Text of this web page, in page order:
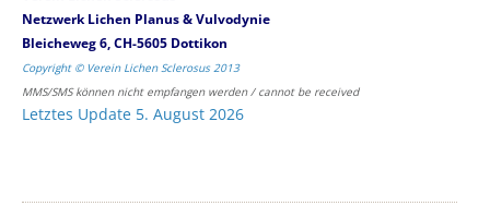
Netzwerk Lichen Planus & Vulvodynie
Bleicheweg 6, CH-5605 Dottikon
Copyright © Verein Lichen Sclerosus 2013
MMS/SMS können nicht empfangen werden / cannot be received
Letztes Update 5. August 2026